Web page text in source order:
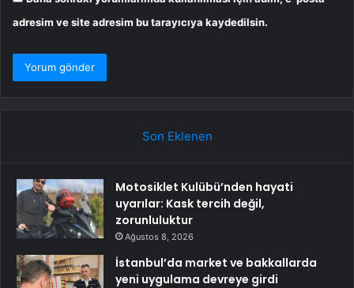
adresim ve site adresim bu tarayıcıya kaydedilsin.
Son Eklenen
Motosiklet Kulübü’nden hayati
uyarılar: Kask tercih değil,
zorunluluktur
Ağustos 8, 2026
İstanbul’da market ve bakkallarda
yeni uygulama devreye girdi